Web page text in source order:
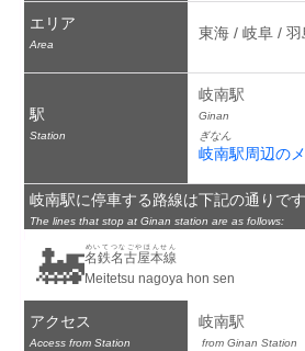
エリア
Area
東海 / 岐阜 / 羽
駅
Station
岐南駅
Ginan
ぎなん
岐南駅周辺の
岐南駅に停車する路線は下記の通りです
The lines that stop at Ginan station are as follows:
🚂名鉄名古屋本線
めいてつなごやほんせん
Meitetsu nagoya hon sen
アクセス
Access from Station
岐南駅
from Ginan Station